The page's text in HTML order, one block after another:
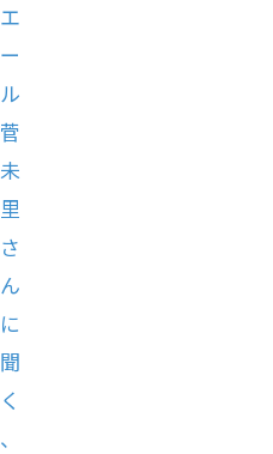
エ
ー
ル
菅
未
里
さ
ん
に
聞
く
、